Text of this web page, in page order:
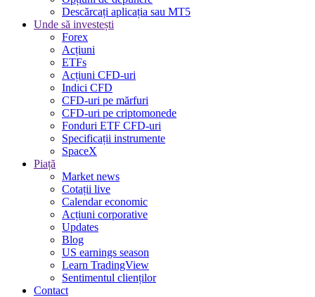
Descărcați aplicația sau MT5
Unde să investești
Forex
Acțiuni
ETFs
Acțiuni CFD-uri
Indici CFD
CFD-uri pe mărfuri
CFD-uri pe criptomonede
Fonduri ETF CFD-uri
Specificații instrumente
SpaceX
Piață
Market news
Cotații live
Calendar economic
Acțiuni corporative
Updates
Blog
US earnings season
Learn TradingView
Sentimentul clienților
Contact